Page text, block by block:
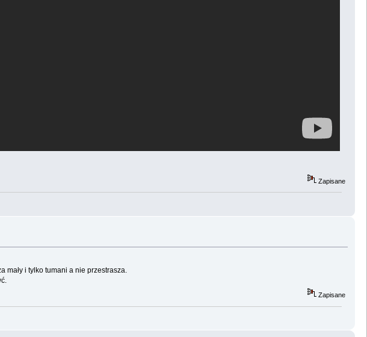
Zapisane
mały i tylko tumani a nie przestrasza.
Zapisane